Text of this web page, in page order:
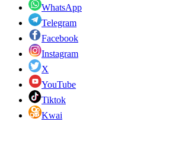
WhatsApp
Telegram
Facebook
Instagram
X
YouTube
Tiktok
Kwai